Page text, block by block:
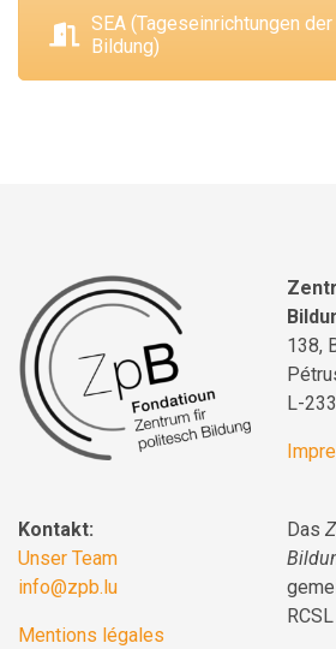
SEA (Tageseinrichtungen
Bildung)
138,
L-
Kontakt:
Unser Team
info@zpb.lu
Mentions légales
Das